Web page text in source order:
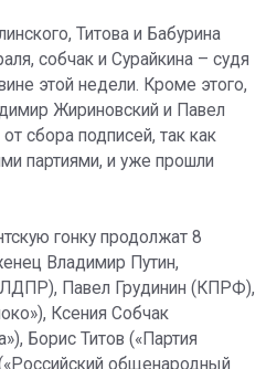
Титова и Бабурина
собчак и Сурайкина – судя
этой недели. Кроме этого,
Жириновский и Павел
сбора подписей, так как
партиями, и уже прошли
гонку продолжат 8
Владимир Путин,
Павел Грудинин (КПРФ),
Ксения Собчак
Борис Титов («Партия
общенародный